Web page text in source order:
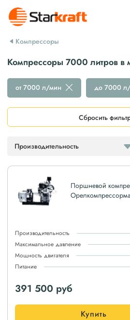
Компрессоры
Компрессоры 7000 литров в
Производительность
от 7000 л/мин до 7000
Сбросить
Поршневой
Производительность
Максимальное давление
Мощность двигателя
Питание
391 500 руб
Купить